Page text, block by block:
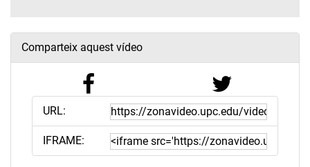
Comparteix aquest vídeo
URL:
IFRAME: